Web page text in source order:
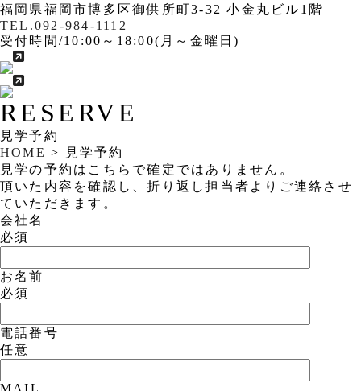
福岡県福岡市博多区御供所町3-32 小金丸ビル1階
TEL .092-984-1112
受付時間/10:00～18:00(月～金曜日)
RESERVE
見学予約
HOME >
見学予約
見学の予約はこちらで確定ではありません。
頂いた内容を確認し、折り返し担当者よりご連絡させ
ていただきます。
会社名
必須
お名前
必須
電話番号
任意
MAIL